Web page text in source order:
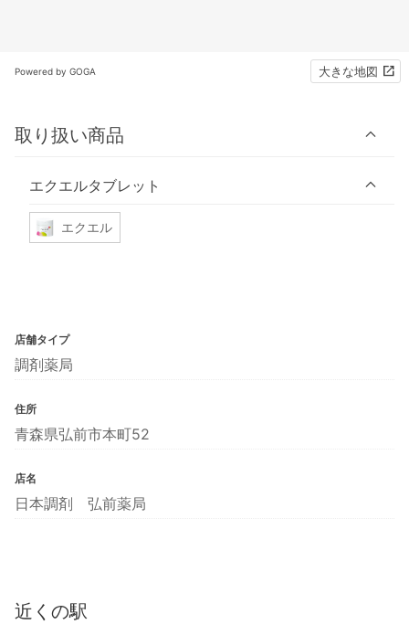
Powered by GOGA 大きな地図
取り扱い商品
エクエルタブレット
エクエル
店舗タイプ
調剤薬局
住所
青森県弘前市本町52
店名
日本調剤 弘前薬局
近くの駅